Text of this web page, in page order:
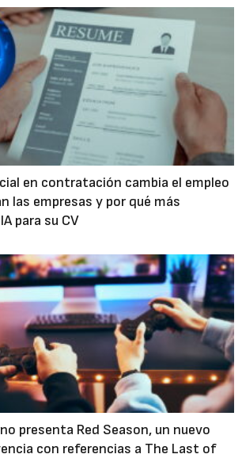
en contratación cambia el empleo
las empresas y por qué más
para su CV
presenta Red Season, un nuevo
con referencias a The Last of